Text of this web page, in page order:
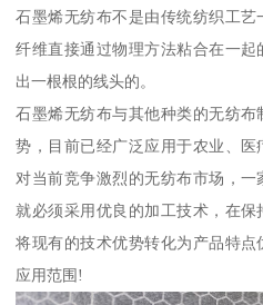
石墨烯无纺布不是由传统纺织工
纤维直接通过物理方法粘合在一
出一根根的线头的。
石墨烯无纺布与其他种类的无纺
势，目前已经广泛应用于农业、
对当前竞争激烈的无纺布市场，
就必须采用优良的加工技术，在
将现有的技术优势转化为产品特
应用范围!